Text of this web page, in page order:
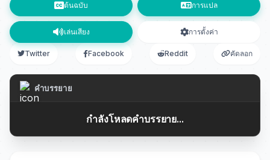
ต้นฉบับ การแปล
เล่นเสียง การตั้งค่า
Twitter Facebook Reddit คัดลอก
คำบรรยาย
กำลังโหลดคำบรรยาย...